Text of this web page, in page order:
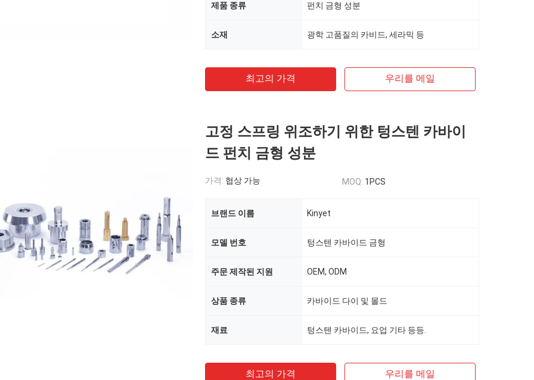
제품 종류 펀치 금형 성분
소재 광학 고품질의 카비드, 세라믹 등
최고의 가격 우리를 메일
고정 스프링 위조하기 위한 텅스텐 카바이
드 펀치 금형 성분
가격: 협상 가능 MOQ: 1PCS
브랜드 이름 Kinyet
모델 번호 텅스텐 카바이드 금형
주문 제작된 지원 OEM, ODM
상품 종류 카바이드 다이 및 몰드
재료 텅스텐 카바이드, 요업 기타 등등.
최고의 가격 우리를 메일